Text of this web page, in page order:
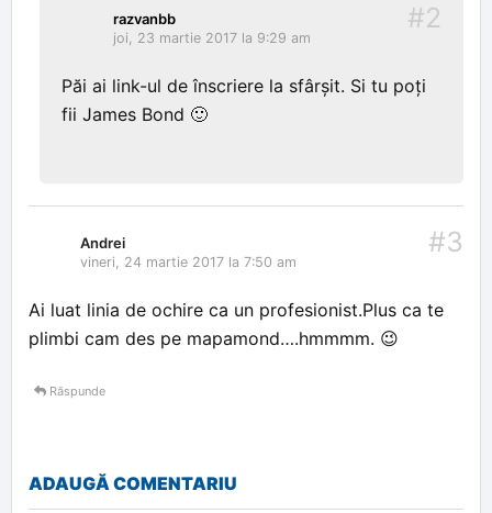
#2
razvanbb
joi, 23 martie 2017 la 9:29 am
Păi ai link-ul de înscriere la sfârșit. Si tu poți
fii James Bond 🙂
#3
Andrei
vineri, 24 martie 2017 la 7:50 am
Ai luat linia de ochire ca un profesionist.Plus ca te
plimbi cam des pe mapamond….hmmmm. 😉
Răspunde
ADAUGĂ COMENTARIU